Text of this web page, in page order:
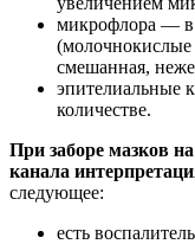
микрофлора — в
смешанная,
эпителиальные
количестве.
При заборе мазков
канала
следующее:
есть